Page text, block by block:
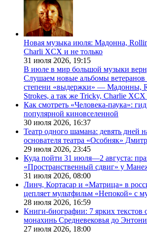
Новая музыка июля: Мадонна,
Charli XCX и не только
31 июля 2026, 19:15
В июле в мир большой музыки
Слушаем новые альбомы ветеранов
степени «выдержки» — Мадонны,
Strokes, а так же Tricky, Charlie
Как смотреть «Человека-паука»:
популярной киновселенной
30 июля 2026, 16:37
Театр одного шамана: девять дней
основателя театра «Особняк»
29 июля 2026, 23:45
Куда пойти 31 июля—2 августа:
«Пространственный сдвиг» у
31 июля 2026, 08:00
Линч, Кортасар и «Матрица» в
цепляет мультфильм «Непокой» с
28 июля 2026, 16:59
Книги-биографии: 7 ярких текстов
монахинь Средневековья до
27 июля 2026, 18:00